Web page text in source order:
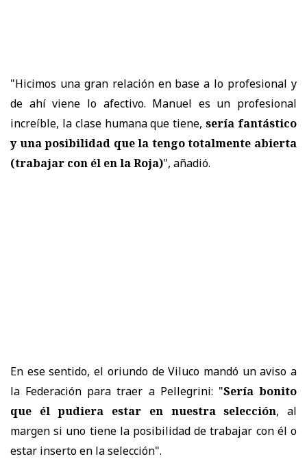
"Hicimos una gran relación en base a lo profesional y
de ahí viene lo afectivo. Manuel es un profesional
increíble, la clase humana que tiene,sería fantástico
y una posibilidad que la tengo totalmente abierta
(trabajar con él en la Roja)", añadió.
En ese sentido, el oriundo de Viluco mandó un aviso a
la Federación para traer a Pellegrini: "Sería bonito
que él pudiera estar en nuestra selección, al
margen si uno tiene la posibilidad de trabajar con él o
estar inserto en la selección".